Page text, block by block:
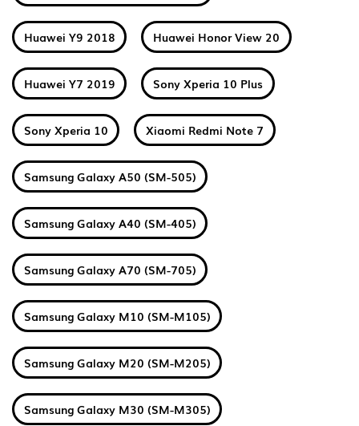
Huawei Y9 2018 Huawei Honor View 20
Huawei Y7 2019 Sony Xperia 10 Plus
Sony Xperia 10 Xiaomi Redmi Note 7
Samsung Galaxy A50 (SM-505)
Samsung Galaxy A40 (SM-405)
Samsung Galaxy A70 (SM-705)
Samsung Galaxy M10 (SM-M105)
Samsung Galaxy M20 (SM-M205)
Samsung Galaxy M30 (SM-M305)